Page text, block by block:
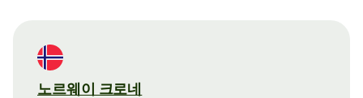
노르웨이 크로네